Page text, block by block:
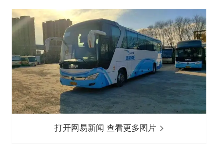
打开网易新闻 查看更多图片